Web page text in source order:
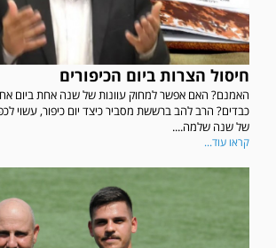
חיסול הצרות ביום הכיפורים
האמנם? האם אפשר למחוק עוונות של שנה אחת ביום
כבדים? הרב להב ברששת מסביר כיצד יום כיפור, עשוי
של שנה שלמה....
קראו עוד...